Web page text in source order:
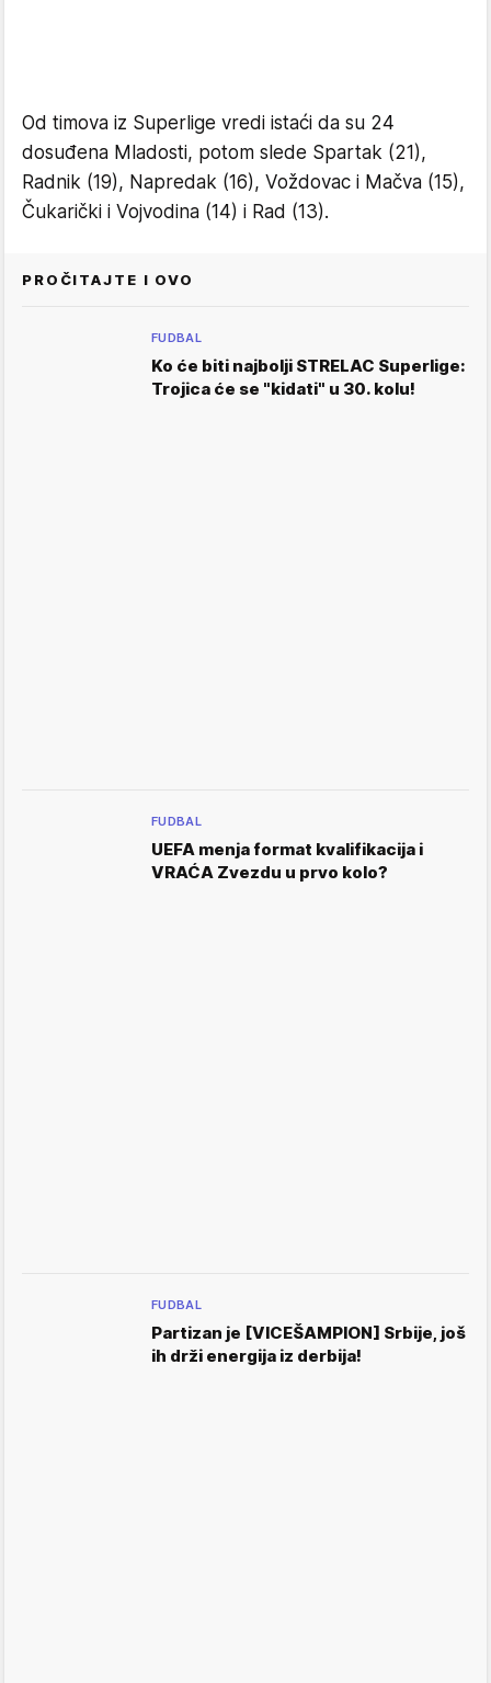
Od timova iz Superlige vredi istaći da su 24
dosuđena Mladosti, potom slede Spartak (21),
Radnik (19), Napredak (16), Voždovac i Mačva (15),
Čukarički i Vojvodina (14) i Rad (13).
PROČITAJTE I OVO
FUDBAL
Ko će biti najbolji STRELAC Superlige:
Trojica će se "kidati" u 30. kolu!
FUDBAL
UEFA menja format kvalifikacija i
VRAĆA Zvezdu u prvo kolo?
FUDBAL
Partizan je [VICEŠAMPION] Srbije, još
ih drži energija iz derbija!